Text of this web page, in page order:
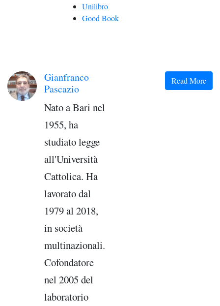
Unilibro
Good Book
Gianfranco
Pascazio
Nato a Bari nel
1955, ha
studiato legge
all'Università
Cattolica. Ha
lavorato dal
1979 al 2018,
in società
multinazionali.
Cofondatore
nel 2005 del
laboratorio
Read More